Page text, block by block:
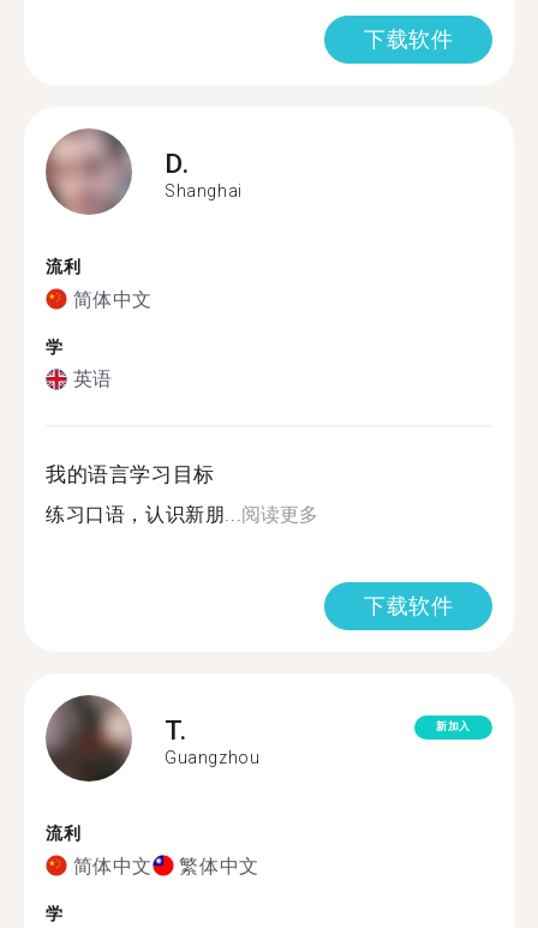
下载软件
D.
Shanghai
流利
简体中文
学
英语
我的语言学习目标
练习口语，认识新朋...阅读更多
下载软件
T.
Guangzhou
新加入
流利
简体中文 繁体中文
学